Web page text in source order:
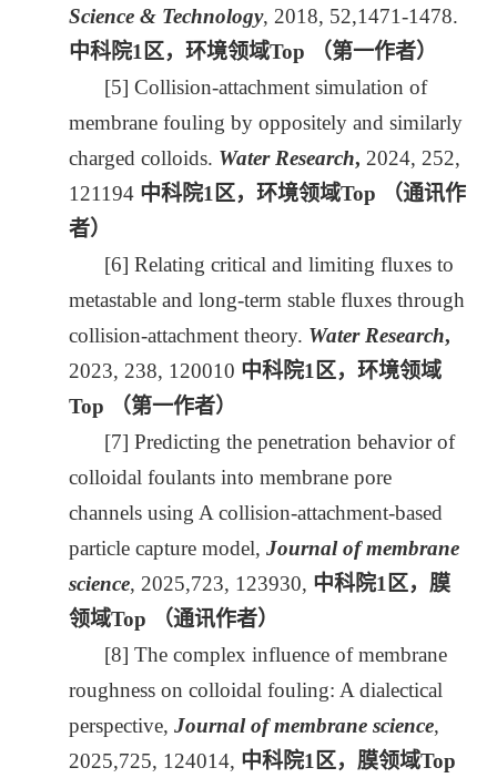
Science & Technology, 2018, 52,1471-1478.
中科院1 区，环境领域Top
（第一作者）
[5] Collision-attachment simulation of
membrane fouling by oppositely and similarly
charged colloids. Water Research, 2024, 252,
121194 中科院1 区，环境领域Top
（通讯作
者）
[6] Relating critical and limiting fluxes to
metastable and long-term stable fluxes through
collision-attachment theory. Water Research,
2023, 238, 120010 中科院1 区，环境领域
Top
（第一作者）
[7] Predicting the penetration behavior of
colloidal foulants into membrane pore
channels using A collision-attachment-based
particle capture model, Journal of membrane
science, 2025,723, 123930, 中科院1 区，膜
领域Top
（通讯作者）
[8] The complex influence of membrane
roughness on colloidal fouling: A dialectical
perspective, Journal of membrane science,
2025,725, 124014, 中科院1 区，膜领域Top